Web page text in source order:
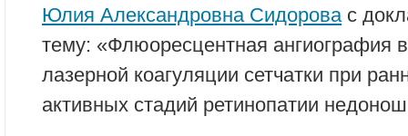
Юлия Александровна Сидорова с
тему: «Флюоресцентная ангиография
лазерной коагуляции сетчатки при
активных стадий ретинопатии